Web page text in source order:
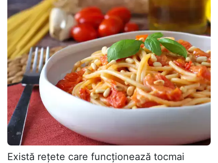
Există rețete care funcționează tocmai